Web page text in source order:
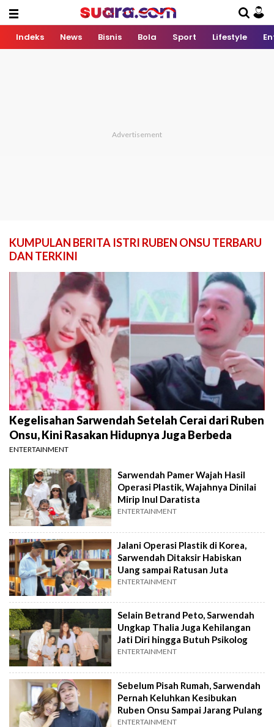
Indeks News Bisnis Bola Sport Lifestyle
KUMPULAN BERITA ISTRI RUBEN ONSU TERBARU
DAN TERKINI
Kegelisahan Sarwendah Setelah Cerai dari Ruben
Onsu, Kini Rasakan Hidupnya Juga Berbeda
ENTERTAINMENT
Sarwendah Pamer Wajah Hasil
Operasi Plastik, Wajahnya Dinilai
Mirip Inul Daratista
ENTERTAINMENT
Jalani Operasi Plastik di Korea,
Sarwendah Ditaksir Habiskan
Uang sampai Ratusan Juta
ENTERTAINMENT
Selain Betrand Peto, Sarwendah
Ungkap Thalia Juga Kehilangan
Jati Diri hingga Butuh Psikolog
ENTERTAINMENT
Sebelum Pisah Rumah, Sarwendah
Pernah Keluhkan Kesibukan
Ruben Onsu Sampai Jarang Pulang
ENTERTAINMENT